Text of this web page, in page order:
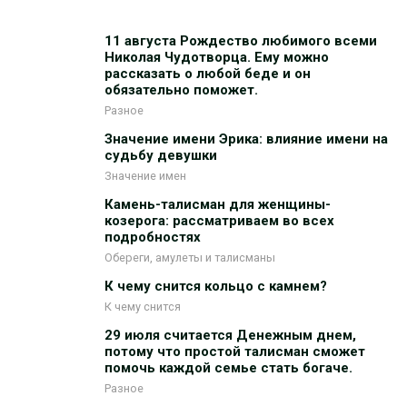
11 августа Рождество любимого всеми
Николая Чудотворца. Ему можно
рассказать о любой беде и он
обязательно поможет.
Разное
Значение имени Эрика: влияние имени на
судьбу девушки
Значение имен
Камень-талисман для женщины-
козерога: рассматриваем во всех
подробностях
Обереги, амулеты и талисманы
К чему снится кольцо с камнем?
К чему снится
29 июля считается Денежным днем,
потому что простой талисман сможет
помочь каждой семье стать богаче.
Разное